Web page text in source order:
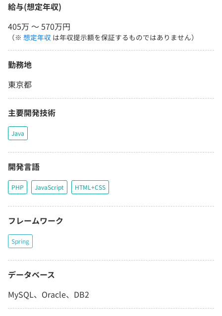
給与(想定年収)
405万 〜 570万円
（※ 想定年収 は年収提示額を保証するものではありません）
勤務地
東京都
主要開発技術
Java
開発言語
PHP JavaScript HTML+CSS
フレームワーク
Spring
データベース
MySQL、Oracle、DB2